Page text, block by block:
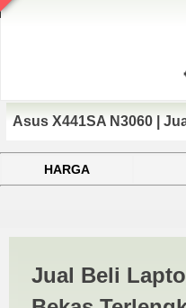
Asus X441SA N3060 |
HARGA
BELI
Jual Beli